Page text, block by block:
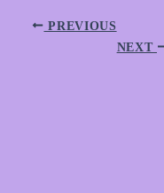
PREVIOUS
NEXT